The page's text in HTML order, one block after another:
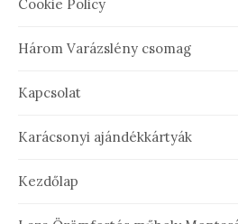
Cookie Policy
Három Varázslény csomag
Kapcsolat
Karácsonyi ajándékkártyák
Kezdőlap